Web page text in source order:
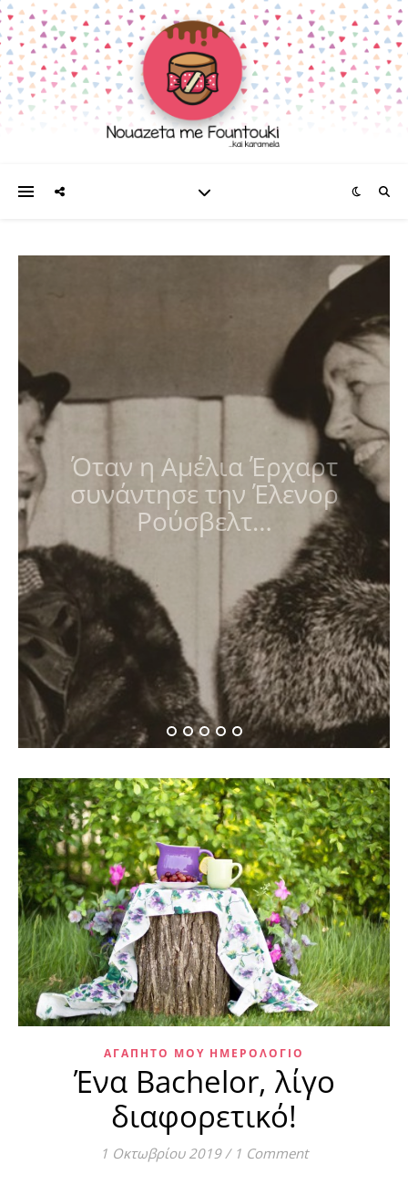
Όταν η Αμέλια Έρχαρτ
συνάντησε την Έλενορ
Ρούσβελτ…
ΑΓΑΠΗΤΌ ΜΟΥ ΗΜΕΡΟΛΌΓΙΟ
Ένα Bachelor, λίγο
διαφορετικό!
1 Οκτωβρίου 2019 / 1 Comment